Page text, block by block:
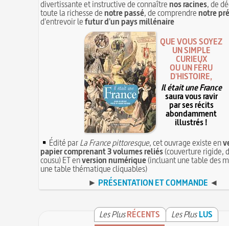
divertissante et instructive de connaîtrenos racines, de
toute la richesse denotre passé, de comprendrenotre
d'entrevoir lefutur d'un pays millénaire
QUE VOUS SOYEZ
UN SIMPLE
CURIEUX
OU UN FÉRU
D'HISTOIRE,
Il était une France
saura vous ravir
par ses récits
abondamment
illustrés !
Édité parLa France pittoresque, cet ouvrage existe en
papier comprenant 3 volumes reliés(couverture rigide,
cousu) ET enversion numérique(incluant une table des
une table thématique cliquables)
► PRÉSENTATION ET COMMANDE ◄
Les PlusRÉCENTS Les Plus LUS